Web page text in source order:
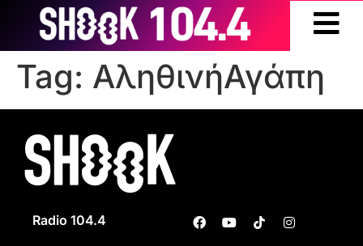
Tag: ΑληθινήΑγάπη
Radio 104.4